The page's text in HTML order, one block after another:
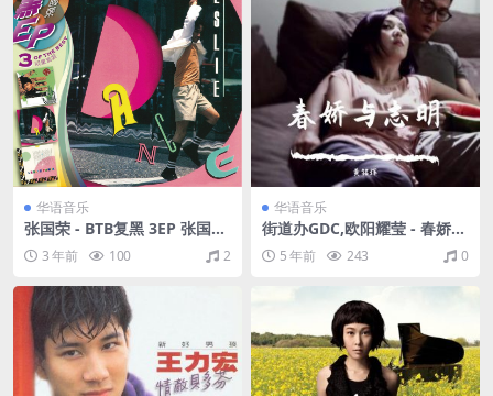
华语音乐
张国荣 - BTB复黑 3EP 张国荣
（2009/FLAC/分轨/405M）
3 年前 100 2
华语音乐
街道办GDC,欧阳耀莹 - 春娇与
志明（Flac/23.6M）
5 年前 243 0